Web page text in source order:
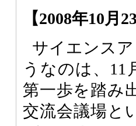
【2008年10月
サイエンス
うなのは、11
第一歩を踏み
交流会議場と